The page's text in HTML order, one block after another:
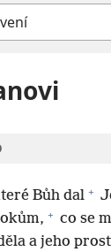
Bůh dal +
+ co se
a jeho